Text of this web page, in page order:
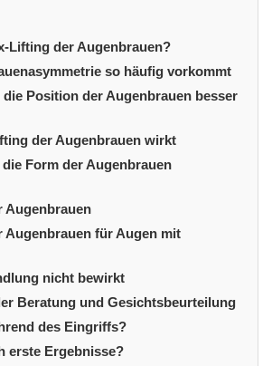
Lifting der Augenbrauen?
so häufig vorkommt
Position der Augenbrauen besser
der Augenbrauen wirkt
Form der Augenbrauen
Augenbrauen
für Augen mit
nicht bewirkt
Beratung und Gesichtsbeurteilung
des Eingriffs?
erste Ergebnisse?